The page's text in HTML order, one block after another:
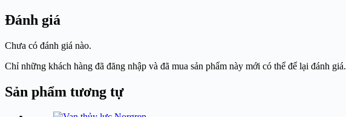
Đánh giá
Chưa có đánh giá nào.
Chỉ những khách hàng đã đăng nhập và đã mua sản phẩm này mới có thể để lại đánh giá.
Sản phẩm tương tự